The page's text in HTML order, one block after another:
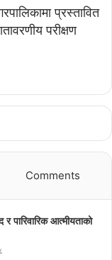
प्रस्तावित
परीक्षण
Comments
पारिवारिक आत्मीयताको